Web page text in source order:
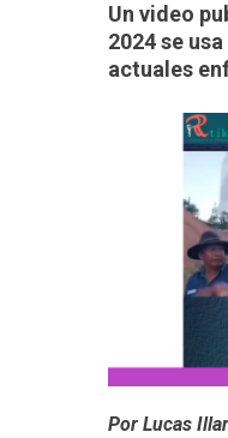
Un video
2024 se
actuales
Por Lucas